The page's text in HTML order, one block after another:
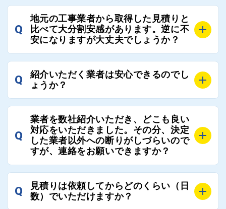
し、総合的に判断ください。
また、選定に迷った際などは屋根コネクト事務局へご
連絡いただければ、お客様の屋根修理を全面的にフォ
ローさせていただきます。お気軽にご相談ください。
全国300社以上の登録業者がございますので、プラス
でご紹介の要望をいただければ、即時屋根コネクトに
て対応させていただきます。お気軽にお申し付けくだ
Q
地元の工事業者から取得した見積りと
比べて大分割安感があります。逆に不
安になりますが大丈夫でしょうか？
残念ながら、リフォーム業界は費用の内訳に不透明な
部分が多く、一見同じ工事でも１００万円以上の差が
出る場合もあります。
屋根コネクトではそのような不安を抱えてしまう屋根
の修理において、適正で公正な工事業者選びのお手伝
いをさせていただくサイトでございます。
まだまだそのような業界だからこそ比較が重要になり
ますので、是非屋根コネクトを活用ください。
Q
紹介いただく業者は安心できるのでし
ょうか？
屋根コネクトでは、お客様の安心を支える「優良工事
業者チェック制度」を設けております。
屋根コネクトにて定期的にお客様アンケートを実施
し、そこで評価の低かった業者は事実確認の上で、屋
根コネクトの判断により即時登録を解除できる契約と
優良業者のみをご紹介できる体制により、お客様の安
心と信頼を維持しております。
Q
業者を数社紹介いただき、どこも良い
対応をいただきました。その分、決定
した業者以外への断りがしづらいので
すが、連絡をお願いできますか？
屋根コネクトにお任せください。屋根コネクトでは、
工事業者へのお断りも無料で代行しております。
ご質問いただいたような、お客様が心苦しい思いをさ
Q
見積りは依頼してからどのくらい（日
数）でいただけますか？